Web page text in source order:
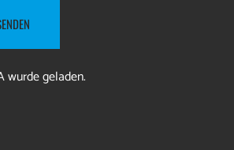
wurde geladen.